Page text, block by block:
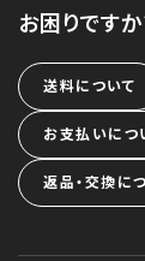
お困りですか
送料について
お支払いにつ
返品・交換に